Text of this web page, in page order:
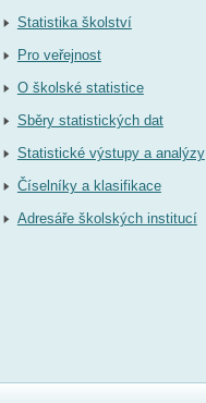
Statistika školství
Pro veřejnost
O školské statistice
Sběry statistických dat
Statistické výstupy a analýzy
Číselníky a klasifikace
Adresáře školských institucí